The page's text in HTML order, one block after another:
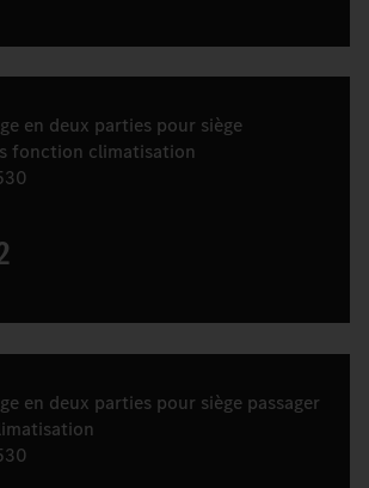
en deux parties pour siège
fonction climatisation
en deux parties pour siège passager